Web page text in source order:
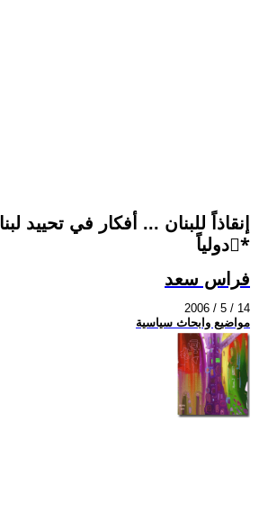
إنقاذاً للبنان ... أفكار في تحييد
دولياً*ً
فراس سعد
2006 / 5 / 14
مواضيع وابحاث سياسية